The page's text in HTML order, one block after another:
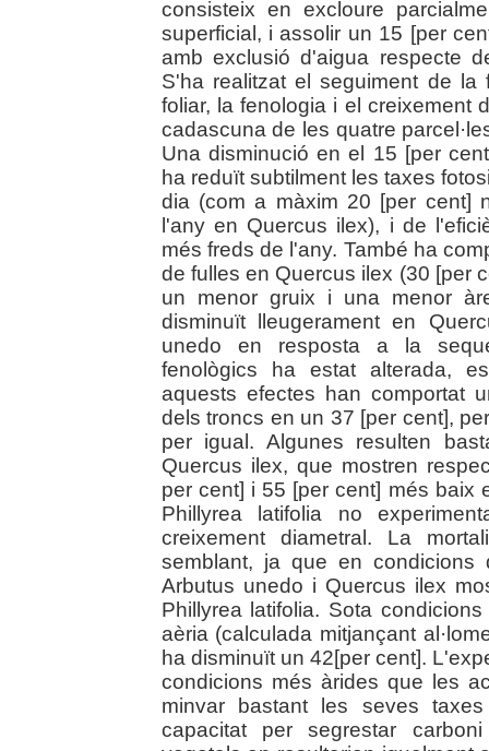
consisteix en excloure
superficial, i assolir un 15 [per
amb exclusió d'aigua respecte
S'ha realitzat el seguiment de la
foliar, la fenologia i el creixement
cadascuna de les quatre
Una disminució en el 15 [per
ha reduït subtilment les taxes
dia (com a màxim 20 [per cent]
l'any en Quercus ilex), i de
més freds de l'any. També ha
de fulles en Quercus ilex (30 [per
un menor gruix i una menor
disminuït lleugerament en
unedo en resposta a la
fenològics ha estat alterada,
aquests efectes han comportat
dels troncs en un 37 [per cent],
per igual. Algunes resulten
Quercus ilex, que mostren
per cent] i 55 [per cent] més baix
Phillyrea latifolia no
creixement diametral. La
semblant, ja que en condicions
Arbutus unedo i Quercus ilex
Phillyrea latifolia. Sota
aèria (calculada mitjançant
ha disminuït un 42[per cent].
condicions més àrides que les
minvar bastant les seves
capacitat per segrestar